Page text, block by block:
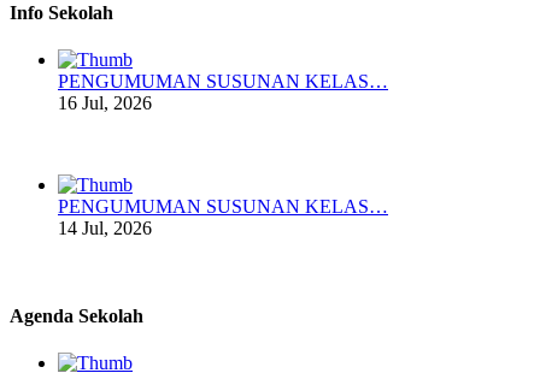
Info Sekolah
PENGUMUMAN SUSUNAN KELAS…
16 Jul, 2026
PENGUMUMAN SUSUNAN KELAS…
14 Jul, 2026
Agenda Sekolah